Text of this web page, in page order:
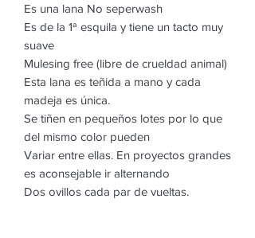
Es una lana No seperwash
Es de la 1ª esquila y tiene un tacto muy
suave
Mulesing free (libre de crueldad animal)
Esta lana es teñida a mano y cada
madeja es única.
Se tiñen en pequeños lotes por lo que
del mismo color pueden
Variar entre ellas. En proyectos grandes
es aconsejable ir alternando
Dos ovillos cada par de vueltas.